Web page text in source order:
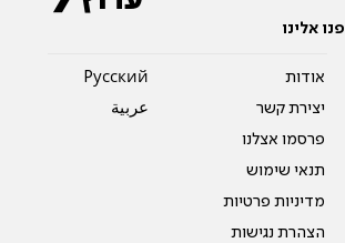
פנו אלינו
אודות
יצירת קשר
פרסמו אצלנו
תנאי שימוש
מדיניות פרטיות
הצהרת נגישות
Pусский
عربية